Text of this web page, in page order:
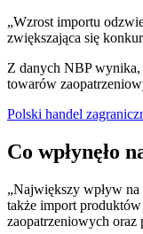
„Wzrost importu
zwiększająca się
Z danych NBP wynika,
towarów
Polski handel
Co wpłynęło
„Największy wpływ
także import
zaopatrzeniowych oraz